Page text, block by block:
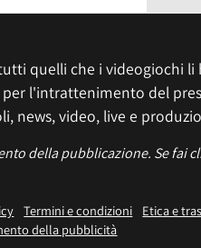
quelli che i videogiochi
l'intrattenimento del
news, video, live e
della pubblicazione. Se fai
Termini e condizioni Etica e
della pubblicità